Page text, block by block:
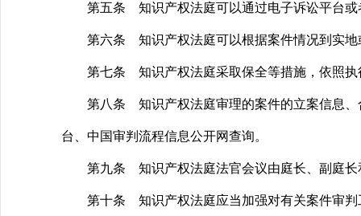
第五条 知识产权法庭可以通过电子诉讼平台或
第六条 知识产权法庭可以根据案件情况到实地
第七条 知识产权法庭采取保全等措施，依照执
第八条 知识产权法庭审理的案件的立案信息、
台、中国审判流程信息公开网查询。
第九条 知识产权法庭法官会议由庭长、副庭长
第十条 知识产权法庭应当加强对有关案件审判